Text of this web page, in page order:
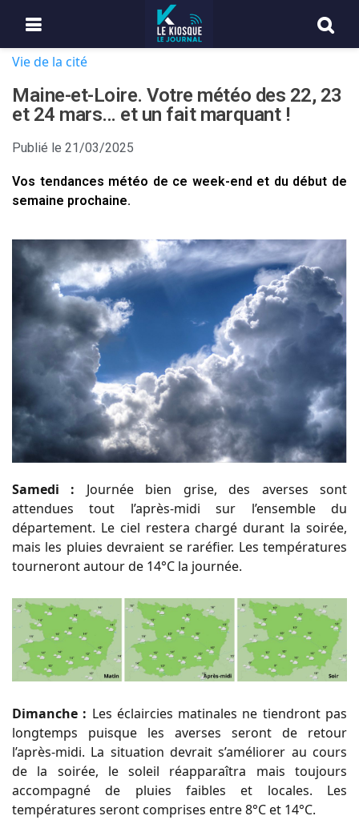
Vie de la cité
Maine-et-Loire. Votre météo des 22, 23
et 24 mars… et un fait marquant !
Publié le 21/03/2025
Vos tendances météo de ce week-end et du début de
semaine prochaine.
Samedi : Journée bien grise, des averses sont
attendues tout l’après-midi sur l’ensemble du
département. Le ciel restera chargé durant la soirée,
mais les pluies devraient se raréfier. Les températures
tourneront autour de 14°C la journée.
Dimanche : Les éclaircies matinales ne tiendront pas
longtemps puisque les averses seront de retour
l’après-midi. La situation devrait s’améliorer au cours
de la soirée, le soleil réapparaîtra mais toujours
accompagné de pluies faibles et locales. Les
températures seront comprises entre 8°C et 14°C.